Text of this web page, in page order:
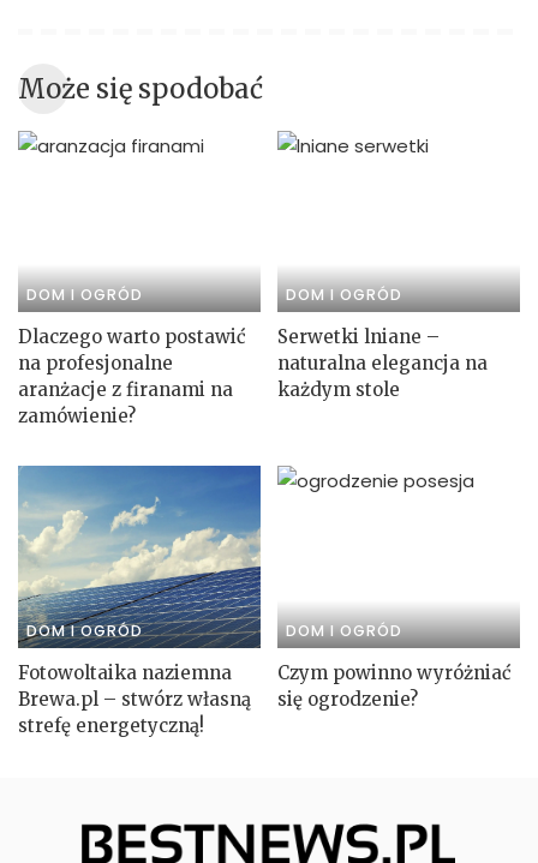
Może się spodobać
DOM I OGRÓD
Dlaczego warto postawić
na profesjonalne
aranżacje z firanami na
zamówienie?
DOM I OGRÓD
Serwetki lniane –
naturalna elegancja na
każdym stole
DOM I OGRÓD
Fotowoltaika naziemna
Brewa.pl – stwórz własną
strefę energetyczną!
DOM I OGRÓD
Czym powinno wyróżniać
się ogrodzenie?